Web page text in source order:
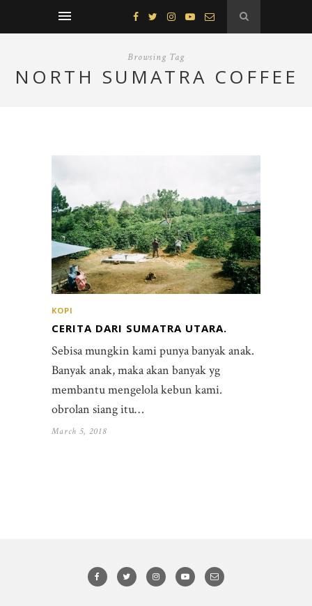
Browsing Tag
NORTH SUMATRA COFFEE
KOPI
CERITA DARI SUMATRA UTARA.
Sebisa mungkin kami punya banyak anak.
Banyak anak, maka akan banyak yg
membantu mengelola kebun kami.
obrolan siang itu…
March 5, 2018